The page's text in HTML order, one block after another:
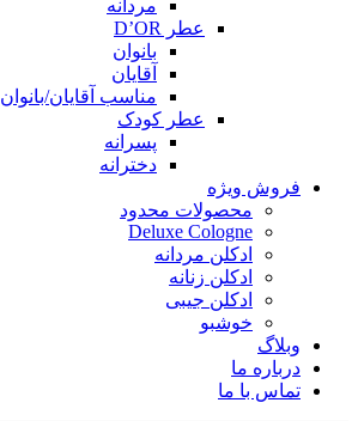
مردانه
عطر D’OR
بانوان
آقایان
مناسب آقایان/بانوان
عطر کودک
پسرانه
دخترانه
فروش ویژه
محصولات محدود
Deluxe Cologne
ادکلن مردانه
ادکلن زنانه
ادکلن جیبی
خوشبو
وبلاگ
درباره ما
تماس با ما